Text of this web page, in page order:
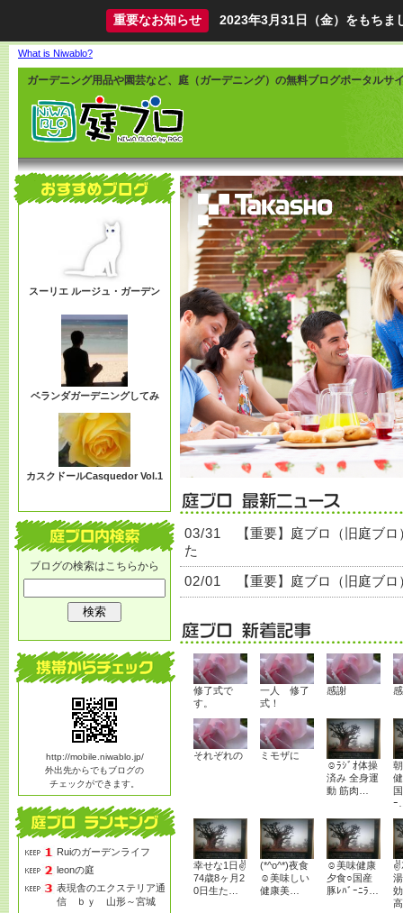
重要なお知らせ 2023年3月31日（金）をもちま
What is Niwablo?
ガーデニング用品や園芸など、庭（ガーデニング）の無料ブログポータルサ
ブログの検索はこちらから
http://mobile.niwablo.jp/
外出先からでもブログの
チェックができます。
Ruiのガーデンライフ
leonの庭
表現舎のエクステリア通
信 ｂｙ 山形～宮城
スーリエ ルージュ・ガーデン
ベランダガーデニングしてみ
カスクドールCasquedor Vol.1
03/31
【重要】庭ブロ（旧庭ブ
た
02/01 【重要】庭ブロ（旧庭ブ
修了式で
す。
一人 修了
式！
感謝
それぞれの
ミモザに
☺ﾗｼﾞｵ体操
済み 全身運
動 筋肉…
ｰ
幸せな1日✌
74歳8ヶ月2
0日生た…
(*^o^*)夜食
☺美味しい
健康美…
☺美味健康
夕食○国産
豚ﾚﾊﾞｰﾆﾗ…
✌